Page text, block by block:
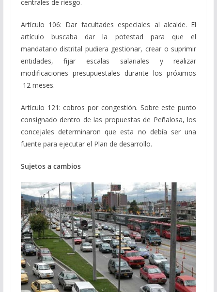
centrales de riesgo.
Artículo 106: Dar facultades especiales al alcalde. El
artículo buscaba dar la potestad para que el
mandatario distrital pudiera gestionar, crear o suprimir
entidades, fijar escalas salariales y realizar
modificaciones presupuestales durante los próximos
12 meses.
Artículo 121: cobros por congestión. Sobre este punto
consignado dentro de las propuestas de Peñalosa, los
concejales determinaron que esta no debía ser una
fuente para ejecutar el Plan de desarrollo.
Sujetos a cambios